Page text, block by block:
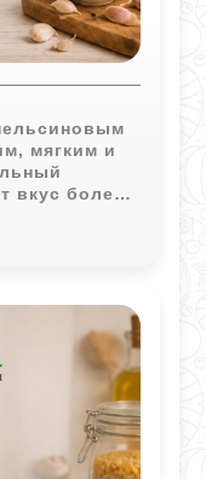
мягким и
вкус более